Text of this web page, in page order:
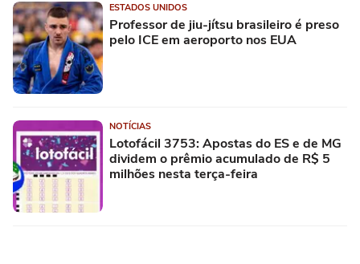
ESTADOS UNIDOS
Professor de jiu-jítsu brasileiro é preso
pelo ICE em aeroporto nos EUA
NOTÍCIAS
Lotofácil 3753: Apostas do ES e de MG
dividem o prêmio acumulado de R$ 5
milhões nesta terça-feira